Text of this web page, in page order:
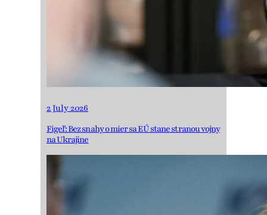
2 July 2026
Figeľ: Bez snahy o mier sa EÚ stane stranou vojny
na Ukrajine